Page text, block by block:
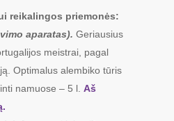
reikalingos priemonės:
aparatas). Geriausius
meistrai, pagal
Optimalus alembiko tūris
namuose – 5 l. Aš